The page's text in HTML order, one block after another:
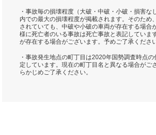
・事故毎の損壊程度（大破・中破・小破・損害な
内での最大の損壊程度が掲載されます。そのため
されていても、中破や小破の車両が存在する場合
様に死亡者のいる事故は死亡事故と表記していま
が存在する場合がございます。予めご了承ください
・事故発生地点の町丁目は2020年国勢調査時点
定しています。現在の町丁目名と異なる場合がご
らかじめご了承ください。